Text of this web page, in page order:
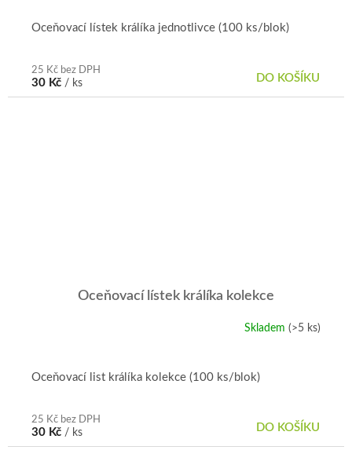
je
5
hvězdiček.
25 Kč bez DPH
30 Kč / ks DO KOŠÍKU
Oceňovací lístek králíka jednotlivce (100 ks/blok)
Oceňovací lístek králíka kolekce
Skladem (>5 ks)
25 Kč bez DPH
30 Kč / ks DO KOŠÍKU
Oceňovací list králíka kolekce (100 ks/blok)